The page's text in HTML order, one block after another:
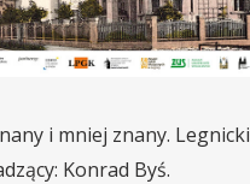
i mniej znany. Legnicki
Konrad Byś.